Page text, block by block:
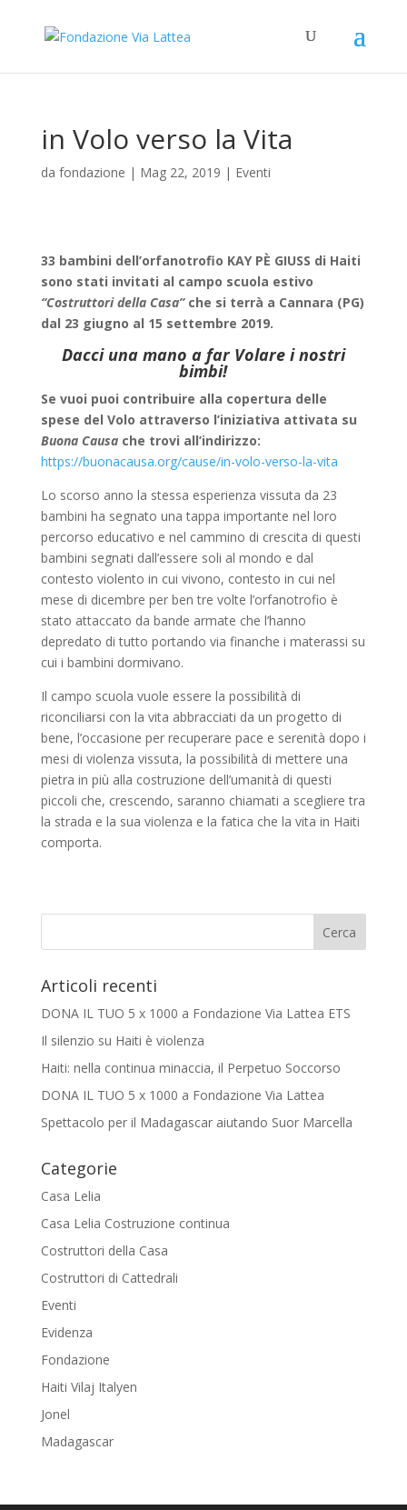
in Volo verso la Vita
da fondazione | Mag 22, 2019 | Eventi
33 bambini dell’orfanotrofio KAY PÈ GIUSS di Haiti
sono stati invitati al campo scuola estivo
“Costruttori della Casa”che si terrà a Cannara (PG)
dal 23 giugno al 15 settembre 2019.
Dacci una mano a far Volare i nostri
bimbi!
Se vuoi puoi contribuire alla copertura delle
spese del Volo attraverso l’iniziativa attivata su
Buona Causache trovi all’indirizzo:
https://buonacausa.org/cause/in-volo-verso-la-vita
Lo scorso anno la stessa esperienza vissuta da 23
bambini ha segnato una tappa importante nel loro
percorso educativo e nel cammino di crescita di questi
bambini segnati dall’essere soli al mondo e dal
contesto violento in cui vivono, contesto in cui nel
mese di dicembre per ben tre volte l’orfanotrofio è
stato attaccato da bande armate che l’hanno
depredato di tutto portando via finanche i materassi su
cui i bambini dormivano.
Il campo scuola vuole essere la possibilità di
riconciliarsi con la vita abbracciati da un progetto di
bene, l’occasione per recuperare pace e serenità dopo i
mesi di violenza vissuta, la possibilità di mettere una
pietra in più alla costruzione dell’umanità di questi
piccoli che, crescendo, saranno chiamati a scegliere tra
la strada e la sua violenza e la fatica che la vita in Haiti
comporta.
Articoli recenti
DONA IL TUO 5 x 1000 a Fondazione Via Lattea ETS
Il silenzio su Haiti è violenza
Haiti: nella continua minaccia, il Perpetuo Soccorso
DONA IL TUO 5 x 1000 a Fondazione Via Lattea
Spettacolo per il Madagascar aiutando Suor Marcella
Categorie
Casa Lelia
Casa Lelia Costruzione continua
Costruttori della Casa
Costruttori di Cattedrali
Eventi
Evidenza
Fondazione
Haiti Vilaj Italyen
Jonel
Madagascar